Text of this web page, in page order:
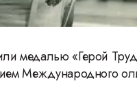
медалью «Герой
Международного